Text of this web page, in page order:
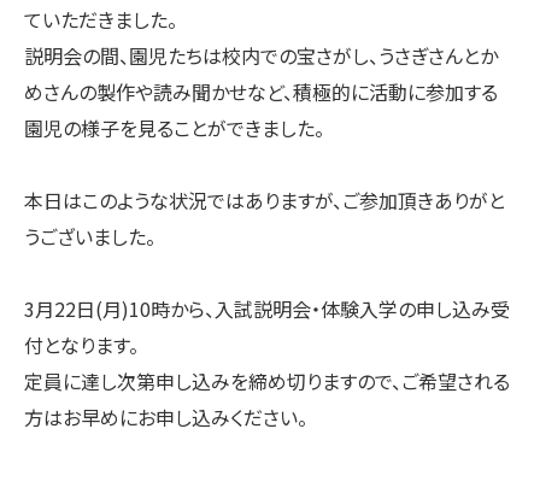
ていただきました。
説明会の間、園児たちは校内での宝さがし、うさぎさんとか
めさんの製作や読み聞かせなど、積極的に活動に参加する
園児の様子を見ることができました。
本日はこのような状況ではありますが、ご参加頂きありがと
うございました。
3月22日(月)10時から、入試説明会・体験入学の申し込み受
付となります。
定員に達し次第申し込みを締め切りますので、ご希望される
方はお早めにお申し込みください。